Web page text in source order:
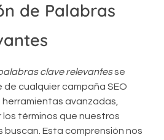
de Palabras
clave relevantesse
cualquier campaña SEO
avanzadas,
términos que nuestros
Esta comprensión nos